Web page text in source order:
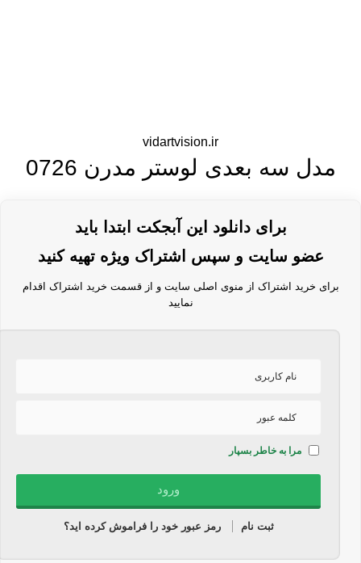
vidartvision.ir
مدل سه بعدی لوستر مدرن 0726
برای دانلود این آبجکت ابتدا باید
عضو سایت و سپس اشتراک ویژه تهیه کنید
برای خرید اشتراک از منوی اصلی سایت و از قسمت خرید اشتراک اقدام
نمایید
مرا به خاطر بسپار
ثبت نام رمز عبور خود را فراموش کرده اید؟